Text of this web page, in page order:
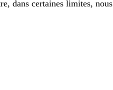
, dans certaines limites, nous